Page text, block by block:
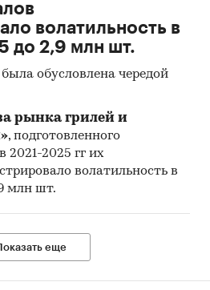
волатильность в
до 2,9 млн шт.
обусловлена чередой
рынка грилей и
, подготовленного
2021-2025 гг их
волатильность в
млн шт.
еще